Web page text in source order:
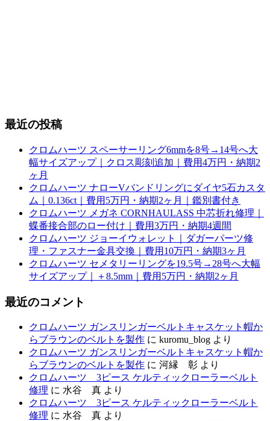
最近の投稿
クロムハーツ スペーサーリング6mmを8号→14号へ大
幅サイズアップ｜クロス彫刻追加｜費用4万円・納期2
ヶ月
クロムハーツ ナローVバンドリングにダイヤ5石カスタ
ム｜0.136ct｜費用5万円・納期2ヶ月｜鑑別書付き
クロムハーツ メガネ CORNHAULASS 中芯折れ修理｜
蝶番接合部のロー付け｜費用3万円・納期4週間
クロムハーツ ジョーイウォレット｜ダガーパーツ修
理・ファスナー金具交換｜費用10万円・納期3ヶ月
クロムハーツ セメタリーリングを19.5号→28号へ大幅
サイズアップ｜＋8.5mm｜費用5万円・納期2ヶ月
最近のコメント
クロムハーツ ガンスリンガーベルトキャスケット帽か
らブラウンのベルトを製作 に kuromu_blog より
クロムハーツ ガンスリンガーベルトキャスケット帽か
らブラウンのベルトを製作 に 河縁 彰 より
クロムハーツ 3ピース ケルティックローラーベルト
修理 に 水谷 真 より
クロムハーツ 3ピース ケルティックローラーベルト
修理 に 水谷 真 より